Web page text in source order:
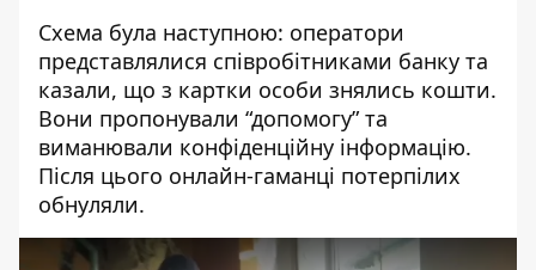
Схема була наступною: оператори
представлялися співробітниками банку та
казали, що з картки особи знялись кошти.
Вони пропонували “допомогу” та
виманювали конфіденційну інформацію.
Після цього онлайн-гаманці потерпілих
обнуляли.